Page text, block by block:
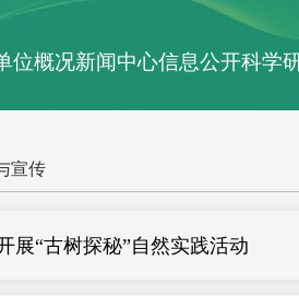
位概况新闻中心信息公开科学
宣传
展“古树探秘”自然实践活动